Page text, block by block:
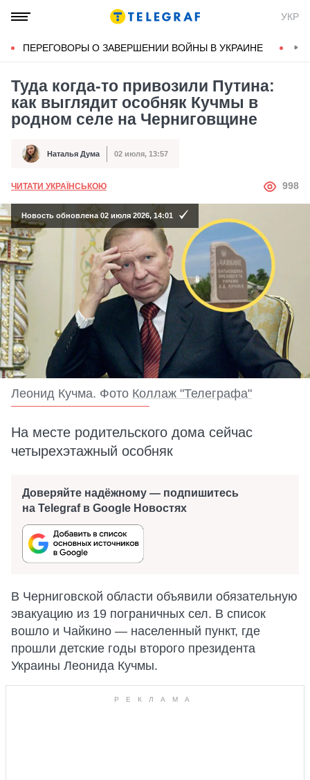
УКР
ПЕРЕГОВОРЫ О ЗАВЕРШЕНИИ ВОЙНЫ В УКРАИНЕ
Туда когда-то привозили Путина:
как выглядит особняк Кучмы в
родном селе на Черниговщине
Автор Наталья Дума
Дата публикации 02 июля, 13:57
ЧИТАТИ УКРАЇНСЬКОЮ АВТОР
998
Новость обновлена 02 июля 2026, 14:01
Леонид Кучма. Фото Коллаж "Телеграфа"
На месте родительского дома сейчас
четырехэтажный особняк
Доверяйте надёжному — подпишитесь
на Telegraf в Google Новостях
В Черниговской области объявили обязательную
эвакуацию из 19 пограничных сел. В список
вошло и Чайкино — населенный пункт, где
прошли детские годы второго президента
Украины Леонида Кучмы.